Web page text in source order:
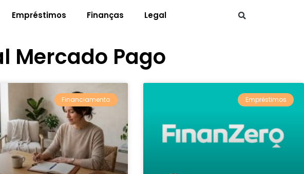
Empréstimos Finanças Legal
Mercado Pago
Financiamento Empréstimos